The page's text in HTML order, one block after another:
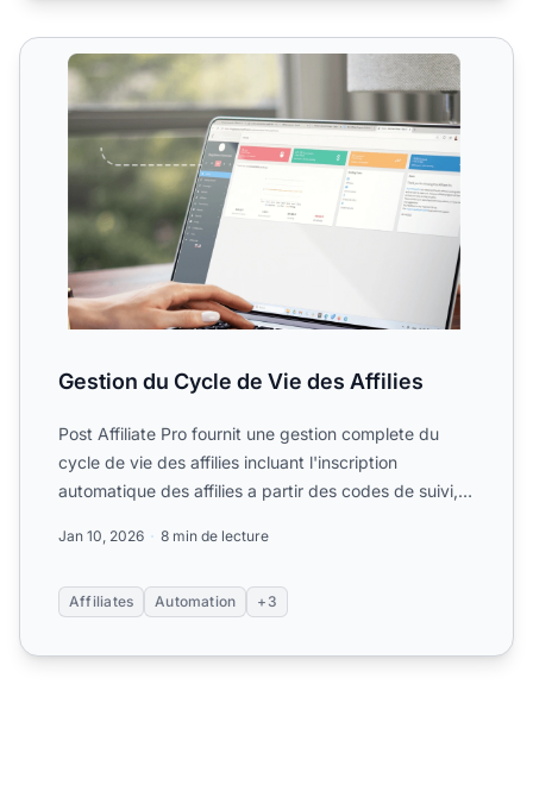
Gestion du Cycle de Vie des Affilies
Gestion du Cycle de Vie des Affilies
Post Affiliate Pro fournit une gestion complete du
cycle de vie des affilies incluant l'inscription
automatique des affilies a partir des codes de suivi,
Jan 10, 2026 8 min de lecture
Affiliates Automation +3